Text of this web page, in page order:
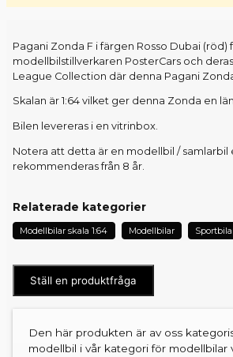
Pagani Zonda F i färgen Rosso Dubai (röd)
modellbilstillverkaren PosterCars och
League Collection där denna Pagani
Skalan är 1:64 vilket ger denna Zonda en
Bilen levereras i en vitrinbox.
Notera att detta är en modellbil / samlarbil
rekommenderas från 8 år.
Relaterade kategorier
Modellbilar skala 1:64 Modellbilar
Ställ en produktfråga
Den här produkten är av oss
modellbil i vår kategori för modellbilar